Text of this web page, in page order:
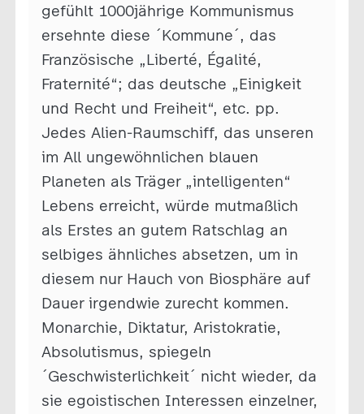
gefühlt 1000jährige Kommunismus
ersehnte diese ´Kommune´, das
Französische „Liberté, Égalité,
Fraternité“; das deutsche „Einigkeit
und Recht und Freiheit“, etc. pp.
Jedes Alien-Raumschiff, das unseren
im All ungewöhnlichen blauen
Planeten als Träger „intelligenten“
Lebens erreicht, würde mutmaßlich
als Erstes an gutem Ratschlag an
selbiges ähnliches absetzen, um in
diesem nur Hauch von Biosphäre auf
Dauer irgendwie zurecht kommen.
Monarchie, Diktatur, Aristokratie,
Absolutismus, spiegeln
´Geschwisterlichkeit´ nicht wieder, da
sie egoistischen Interessen einzelner,